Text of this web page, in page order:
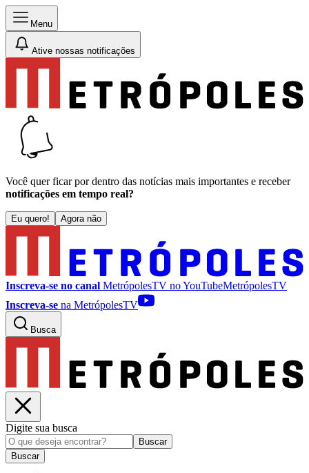
Menu
Ative nossas notificações
Você quer ficar por dentro das notícias mais importantes e receber
notificações em tempo real?
Eu quero! Agora não
Inscreva-se no canal MetrópolesTV noYouTubeMetrópolesTV
Inscreva-se na MetrópolesTV
Busca
Digite sua busca
Buscar
Buscar